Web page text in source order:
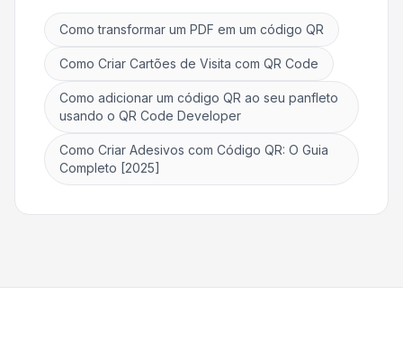
Como transformar um PDF em um código QR
Como Criar Cartões de Visita com QR Code
Como adicionar um código QR ao seu panfleto
usando o QR Code Developer
Como Criar Adesivos com Código QR: O Guia
Completo [2025]